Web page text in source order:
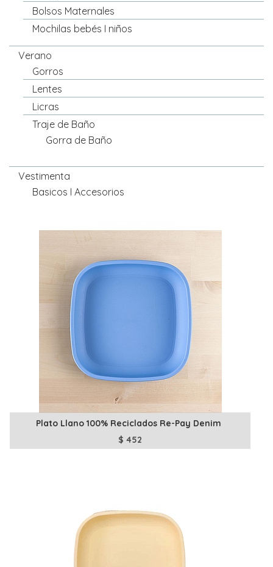
Bolsos Maternales
Mochilas bebés I niños
Verano
Gorros
Lentes
Licras
Traje de Baño
Gorra de Baño
Vestimenta
Basicos I Accesorios
Plato Llano 100% Reciclados Re-Pay Denim
$452